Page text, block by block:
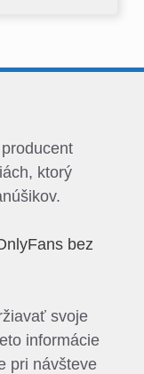
ktorý
bez
svoje
informácie
pri návšteve